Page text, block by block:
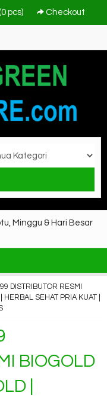
0pcs) Checkout
Minggu & Hari Besar
DISTRIBUTOR RESMI
SEHAT PRIA KUAT |
BIOGOLD
|